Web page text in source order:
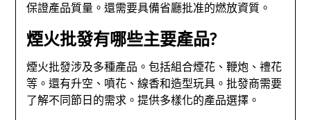
保證產品質量。還需要具備省廳批准的燃放資質。
煙火批發有哪些主要產品?
煙火批發涉及多種產品。包括組合煙花、鞭炮、禮花
等。還有升空、噴花、線香和造型玩具。批發商需要
了解不同節日的需求。提供多樣化的產品選擇。